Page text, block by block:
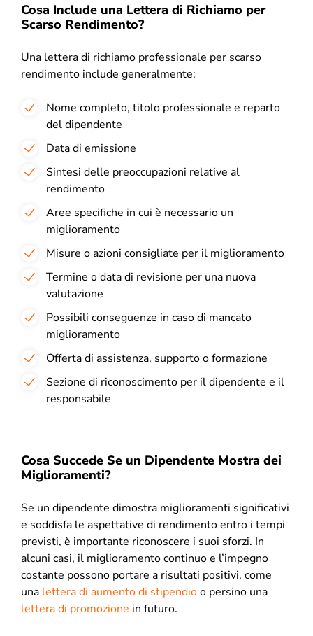
Cosa Include una Lettera di Richiamo per
Scarso Rendimento?
Una lettera di richiamo professionale per scarso
rendimento include generalmente:
Nome completo, titolo professionale e reparto
del dipendente
Data di emissione
Sintesi delle preoccupazioni relative al
rendimento
Aree specifiche in cui è necessario un
miglioramento
Misure o azioni consigliate per il miglioramento
Termine o data di revisione per una nuova
valutazione
Possibili conseguenze in caso di mancato
miglioramento
Offerta di assistenza, supporto o formazione
Sezione di riconoscimento per il dipendente e il
responsabile
Cosa Succede Se un Dipendente Mostra dei
Miglioramenti?
Se un dipendente dimostra miglioramenti significativi
e soddisfa le aspettative di rendimento entro i tempi
previsti, è importante riconoscere i suoi sforzi. In
alcuni casi, il miglioramento continuo e l’impegno
costante possono portare a risultati positivi, come
una lettera di aumento di stipendioo persino una
lettera di promozione in futuro.